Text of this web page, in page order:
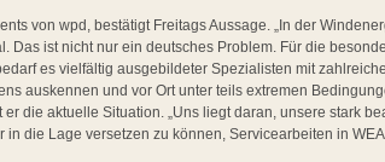
von wpd, bestätigt Freitags Aussage. „In der
Das ist nicht nur ein deutsches Problem. Für die
es vielfältig ausgebildeter Spezialisten mit
auskennen und vor Ort unter teils extremen
die aktuelle Situation. „Uns liegt daran, unsere stark
die Lage versetzen zu können, Servicearbeiten in